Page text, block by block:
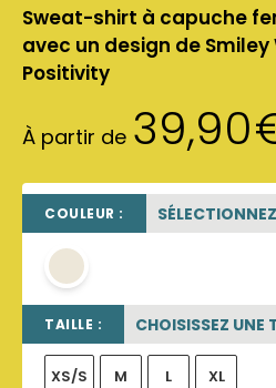
Sweat-shirt à capuche
avec un design de Smiley
Positivity
À partir de 39,90
COULEUR :
TAILLE : CHOISISSEZ UNE
XS/S M L XL